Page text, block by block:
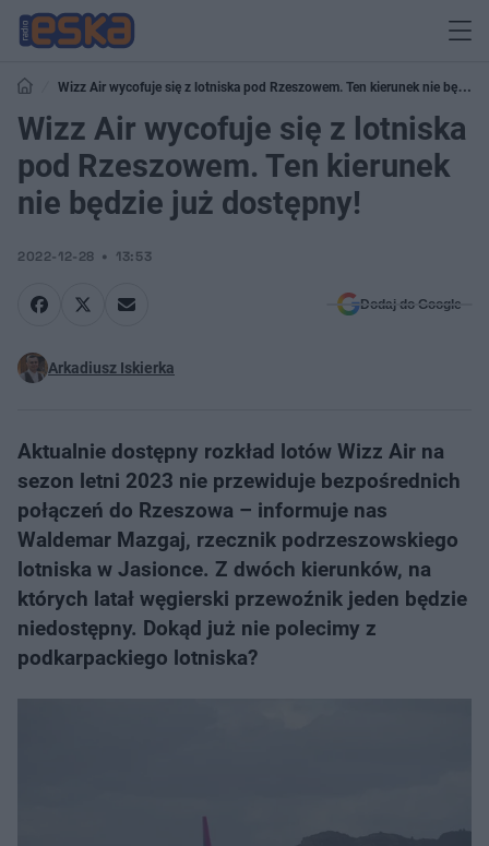
Wizz Air wycofuje się z lotniska pod Rzeszowem. Ten kierunek nie będzie
już dostępny!
Wizz Air wycofuje się z lotniska
pod Rzeszowem. Ten kierunek
nie będzie już dostępny!
2022-12-28 13:53
Dodaj do Google
Arkadiusz Iskierka
Aktualnie dostępny rozkład lotów Wizz Air na
sezon letni 2023 nie przewiduje bezpośrednich
połączeń do Rzeszowa – informuje nas
Waldemar Mazgaj, rzecznik podrzeszowskiego
lotniska w Jasionce. Z dwóch kierunków, na
których latał węgierski przewoźnik jeden będzie
niedostępny. Dokąd już nie polecimy z
podkarpackiego lotniska?